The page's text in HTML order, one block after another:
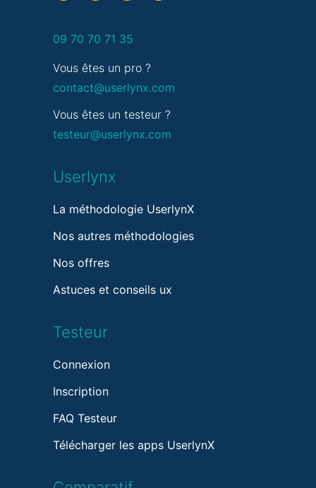
09 70 70 71 35
Vous êtes un pro ?
contact@userlynx.com
Vous êtes un testeur ?
testeur@userlynx.com
Userlynx
La méthodologie UserlynX
Nos autres méthodologies
Nos offres
Astuces et conseils ux
Testeur
Connexion
Inscription
FAQ Testeur
Télécharger les apps UserlynX